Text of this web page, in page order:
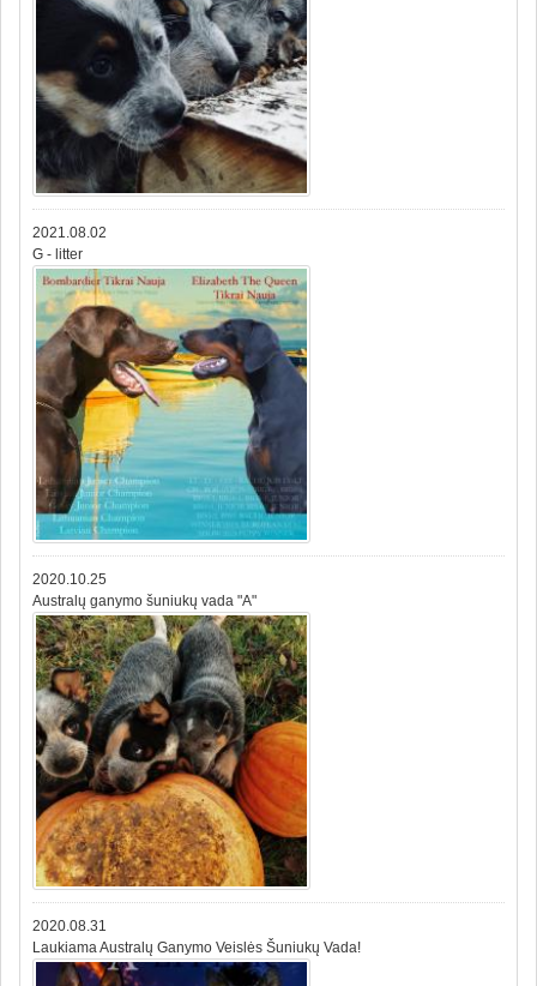
2021.08.02
G - litter
2020.10.25
Australų ganymo šuniukų vada "A"
2020.08.31
Laukiama Australų Ganymo Veislės Šuniukų Vada!